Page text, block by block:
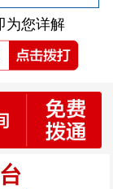
为您详解